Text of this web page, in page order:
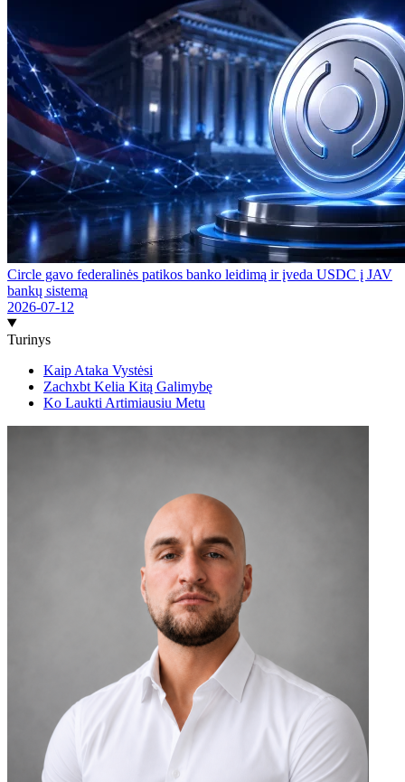
Circle gavo federalinės patikos banko leidimą ir įveda USDC į JAV
bankų sistemą
2026-07-12
Turinys
Kaip Ataka Vystėsi
Zachxbt Kelia Kitą Galimybę
Ko Laukti Artimiausiu Metu